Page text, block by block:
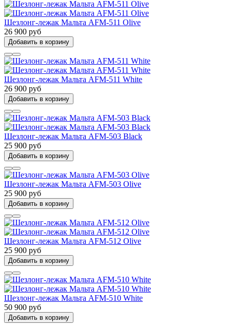
Шезлонг-лежак Мальта AFM-511 Olive
26 900 руб
Добавить в корзину
Шезлонг-лежак Мальта AFM-511 White
26 900 руб
Добавить в корзину
Шезлонг-лежак Мальта AFM-503 Black
25 900 руб
Добавить в корзину
Шезлонг-лежак Мальта AFM-503 Olive
25 900 руб
Добавить в корзину
Шезлонг-лежак Мальта AFM-512 Olive
25 900 руб
Добавить в корзину
Шезлонг-лежак Мальта AFM-510 White
50 900 руб
Добавить в корзину